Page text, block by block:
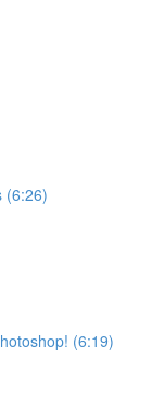
(6:26)
(6:19)